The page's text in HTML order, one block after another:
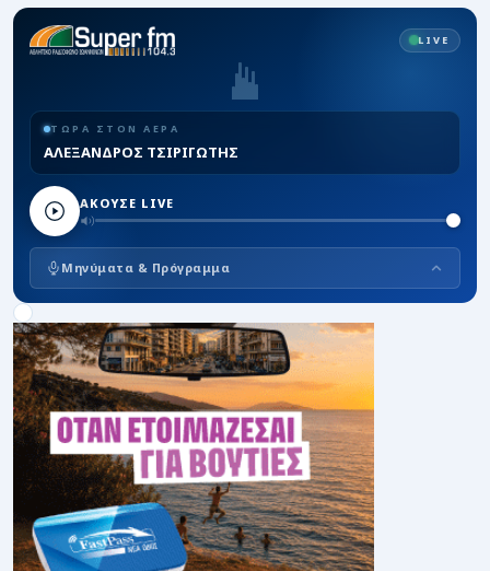
LIVE
ΤΩΡΑ ΣΤΟΝ ΑΕΡΑ
ΑΛΕΞΑΝΔΡΟΣ ΤΣΙΡΙΓΩΤΗΣ
ΑΚΟΥΣΕ LIVE
Μηνύματα & Πρόγραμμα